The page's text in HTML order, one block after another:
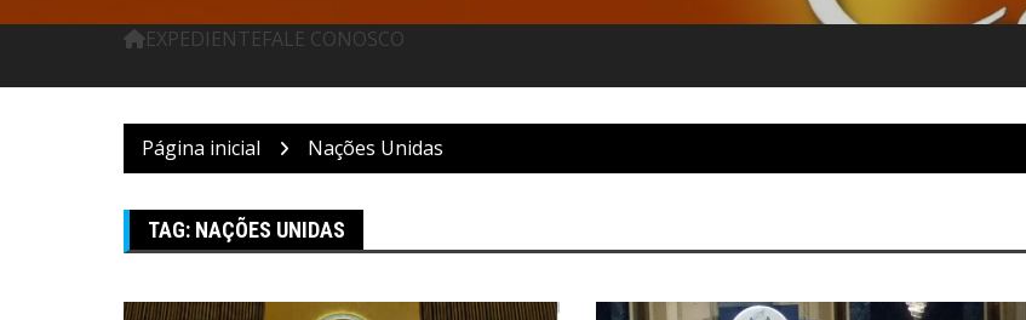
EXPEDIENTEFALE CONOSCO
Página inicial Nações Unidas
TAG: NAÇÕES UNIDAS